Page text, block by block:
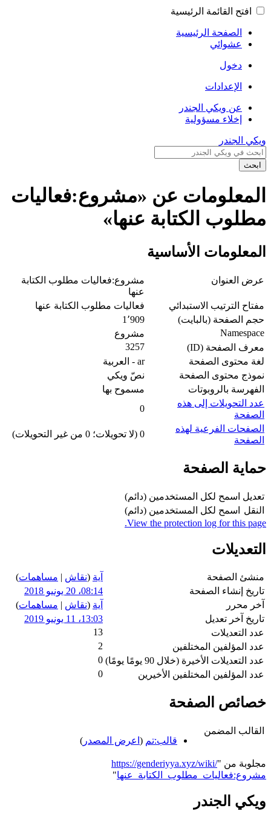
افتح القائمة الرئيسية
الصفحة الرئيسية
عشوائي
دخول
الإعدادات
عن ويكي الجندر
إخلاء مسؤولية
ويكي الجندر
ابحث
المعلومات عن «مشروع:فعاليات
مطلوب الكتابة عنها»
المعلومات الأساسية
عرض العنوان
مشروع:فعاليات مطلوب الكتابة
عنها
مفتاح الترتيب الاستبدائي
فعاليات مطلوب الكتابة عنها
حجم الصفحة (بالبايت)
1٬909
Namespace
مشروع
معرف الصفحة (ID)
3257
لغة محتوى الصفحة
ar - العربية
نموذج محتوى الصفحة
نصّ ويكي
الفهرسة بالروبوتات
مسموح بها
عدد التحويلات إلى هذه
الصفحة
0
الصفحات الفرعية لهذه
الصفحة
0 (لا تحويلات؛ 0 من غير التحويلات)
حماية الصفحة
تعديل اسمح لكل المستخدمين (دائم)
النقل
اسمح لكل المستخدمين (دائم)
View the protection log for this page.
التعديلات
منشئ الصفحة آية (نقاش | مساهمات)
تاريخ إنشاء الصفحة
08:14، 20 يونيو 2018
آخر محرر
آية (نقاش | مساهمات)
تاريخ آخر تعديل
13:03، 11 يونيو 2019
عدد التعديلات
13
عدد المؤلفين المختلفين
2
عدد التعديلات الأخيرة (خلال 90 يومًا يومًا)
0
عدد المؤلفين المختلفين الأخيرين
0
خصائص الصفحة
القالب المضمن
قالب:تم ( اعرض المصدر )
مجلوبة من "https://genderiyya.xyz/wiki/
مشروع:فعاليات_مطلوب_الكتابة_عنها"
ويكي الجندر